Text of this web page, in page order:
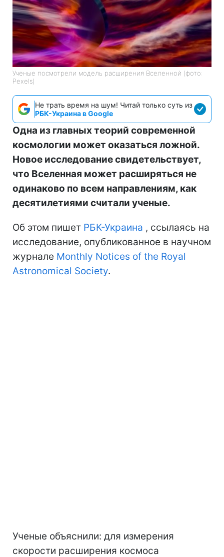
Ученые посмотрели модель расширения Вселенной (фото:
Pexels)
Не трать время на шум! Читай только суть из
РБК-Украина в Google
Одна из главных теорий современной
космологии может оказаться ложной.
Новое исследование свидетельствует,
что Вселенная может расширяться не
одинаково по всем направлениям, как
десятилетиями считали ученые.
Об этом пишет РБК-Украина , ссылаясь на
исследование, опубликованное в научном
журнале Monthly Notices of the Royal
Astronomical Society.
Ученые объяснили: для измерения
скорости расширения космоса